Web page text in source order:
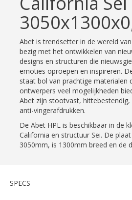
Abet is trendsetter in de wereld
bezig met het ontwikkelen van
designs en structuren die
emoties oproepen en inspireren.
staat bol van prachtige materialen
ontwerpers veel mogelijkheden
Abet zijn stootvast, hittebestendig,
anti-vingerafdrukken.
De Abet HPL is beschikbaar in de
California en structuur Sei. De
3050mm, is 1300mm breed en de
SPECS